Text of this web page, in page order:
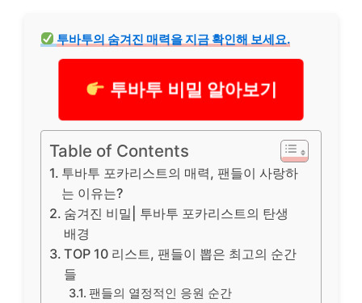
투바투의 숨겨진 매력을 지금 확인해 보세요.
투바투 비밀 알아보기
Table of Contents
투바투 포카리스트의 매력, 팬들이 사랑하
는 이유는?
숨겨진 비밀| 투바투 포카리스트의 탄생
배경
TOP 10 리스트, 팬들이 뽑은 최고의 순간
들
팬들의 열정적인 응원 순간